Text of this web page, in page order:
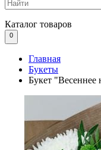
Каталог товаров
0
Главная
Букеты
Букет "Весеннее